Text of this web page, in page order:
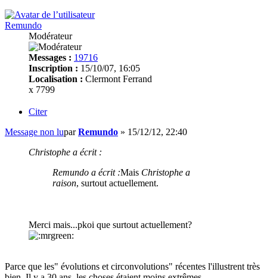
Remundo
Modérateur
Messages : 19716
Inscription : 15/10/07, 16:05
Localisation : Clermont Ferrand
x 7799
Citer
Message non luparRemundo » 15/12/12, 22:40
Christophe a écrit :
Remundo a écrit :Mais Christophe a
raison, surtout actuellement.
Merci mais...pkoi que surtout actuellement?
Parce que les" évolutions et circonvolutions" récentes l'illustrent très